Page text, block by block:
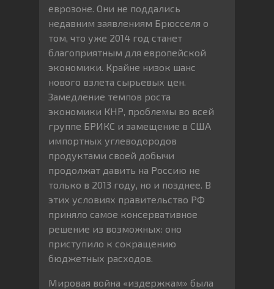
еврозоне. Они не поддались
недавним заявлениям Брюсселя о
том, что уже 2014 год станет
благоприятным для европейской
экономики. Крайне низок шанс
нового взлета сырьевых цен.
Замедление темпов роста
экономики КНР, проблемы во всей
группе БРИКС и замещение в США
импортных углеводородов
продуктами своей добычи
продолжат давить на Россию не
только в 2013 году, но и позднее. В
этих условиях правительство РФ
приняло самое консервативное
решение из возможных: оно
приступило к сокращению
бюджетных расходов.
Мировая война «издержкам» была